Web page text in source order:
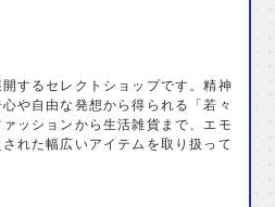
するセレクトショップです。精神
や自由な発想から得られる「若々
ッションから生活雑貨まで、エモ
れた幅広いアイテムを取り扱って